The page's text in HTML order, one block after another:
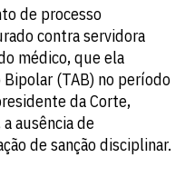
de processo
contra servidora
médico, que ela
(TAB) no período
da Corte,
ausência de
de sanção disciplinar.